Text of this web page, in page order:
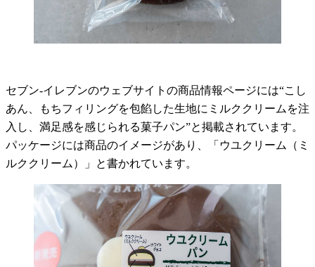
セブン-イレブンのウェブサイトの商品情報ページには“こし
あん、もちフィリングを包餡した生地にミルククリームを注
入し、満足感を感じられる菓子パン”と掲載されています。
パッケージには商品のイメージがあり、「ウユクリーム（ミ
ルククリーム）」と書かれています。